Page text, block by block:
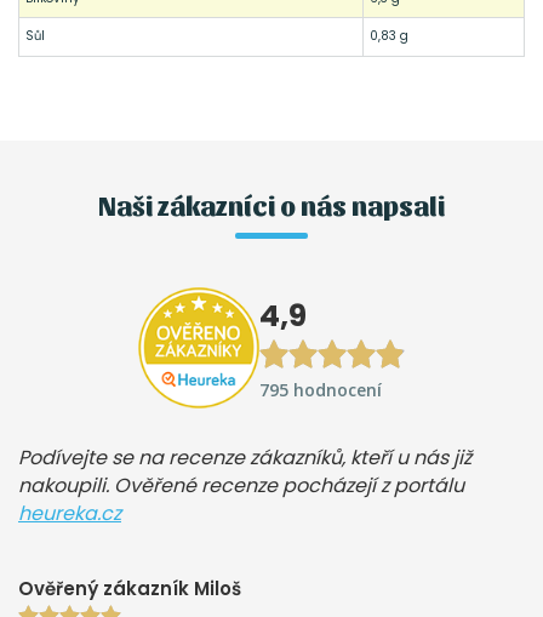
Sůl 0,83 g
Naši zákazníci o nás napsali
4,9
795 hodnocení
Podívejte se na recenze zákazníků, kteří u nás již
nakoupili. Ověřené recenze pocházejí z portálu
heureka.cz
Ověřený zákazník Miloš